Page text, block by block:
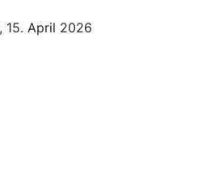
15. April 2026